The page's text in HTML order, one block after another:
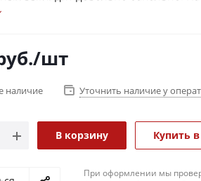
именно композицию,
/шт
наличие Уточнить наличие у
В корзину Купить
При оформлении мы